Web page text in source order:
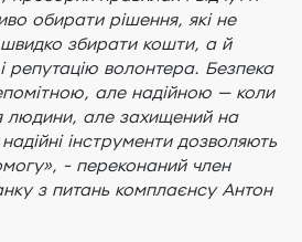
обирати рішення, які не
збирати кошти, а й
волонтера. Безпека
але надійною — коли
людини, але захищений на
інструменти дозволяють
- переконаний член
з питань комплаєнсу Антон